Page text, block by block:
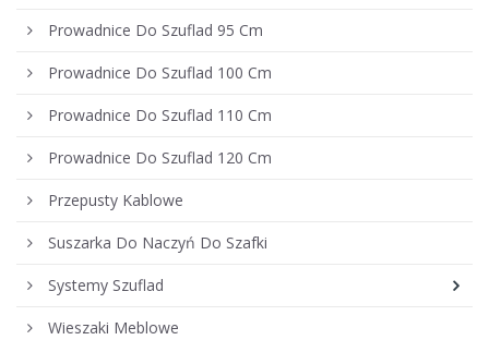
Prowadnice Do Szuflad 95 Cm
Prowadnice Do Szuflad 100 Cm
Prowadnice Do Szuflad 110 Cm
Prowadnice Do Szuflad 120 Cm
Przepusty Kablowe
Suszarka Do Naczyń Do Szafki
Systemy Szuflad
Wieszaki Meblowe